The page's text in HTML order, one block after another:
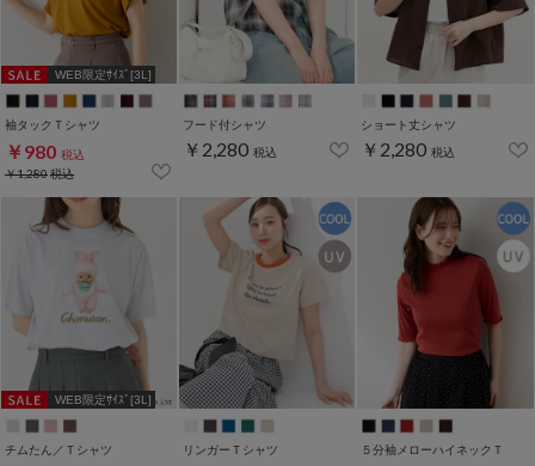
WEB限定ｻｲｽﾞ[3L]
袖タックＴシャツ
￥980 税込
￥1,280税込
フード付シャツ
￥2,280 税込
ショート丈シャツ
￥2,280 税込
WEB限定ｻｲｽﾞ[3L]
チムたん／Ｔシャツ リンガーＴシャツ ５分袖メローハイネックＴ